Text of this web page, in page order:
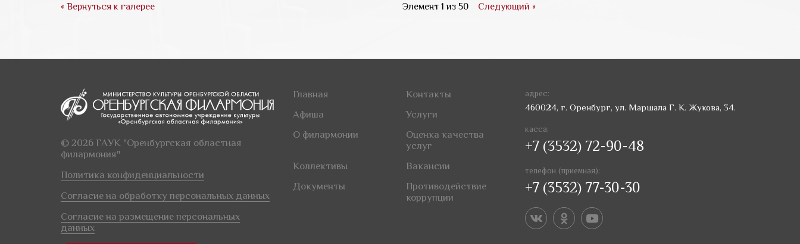
« Вернуться к галерее Элемент 1 из 50 Следующий »
© 2026 ГАУК "Оренбургская областная
филармония"
Политика конфиденциальности
Согласие на обработку персональных данных
Согласие на размещение персональных
данных
Главная
Контакты
Афиша
Услуги
О филармонии
Оценка качества
услуг
Коллективы
Вакансии
Документы
Противодействие
коррупции
адрес:
460024, г. Оренбург, ул. Маршала Г. К. Жукова, 34.
касса:
+7 (3532) 72-90-48
телефон (приемная):
+7 (3532) 77-30-30